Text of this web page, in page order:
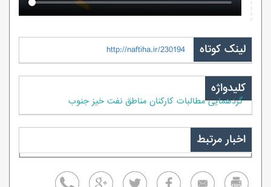
لینک کوتاه http://naftiha.ir/230194
کلیدواژه
گردهمایی مطالبات کارکنان مناطق نفت خیز جنوب
اخبار مرتبط